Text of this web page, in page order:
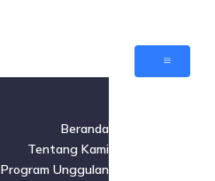
Beranda
Tentang Kami
Program Unggulan